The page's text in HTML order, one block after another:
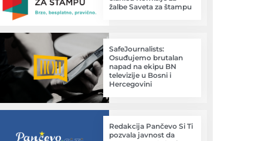
žalbe Saveta za štampu
SafeJournalists:
Osuđujemo brutalan
napad na ekipu BN
televizije u Bosni i
Hercegovini
Redakcija Pančevo Si Ti
pozvala javnost da